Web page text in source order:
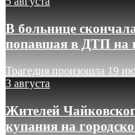
В больнице
попавшая в ДТП на
Трагедия произошла 19
3 августа
Жителей
купания на